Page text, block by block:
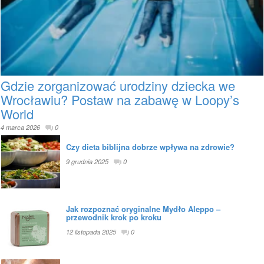
Gdzie zorganizować urodziny dziecka we
Wrocławiu? Postaw na zabawę w Loopy’s
World
4 marca 2026 0
Czy dieta biblijna dobrze wpływa na zdrowie?
9 grudnia 2025 0
Jak rozpoznać oryginalne Mydło Aleppo –
przewodnik krok po kroku
12 listopada 2025 0